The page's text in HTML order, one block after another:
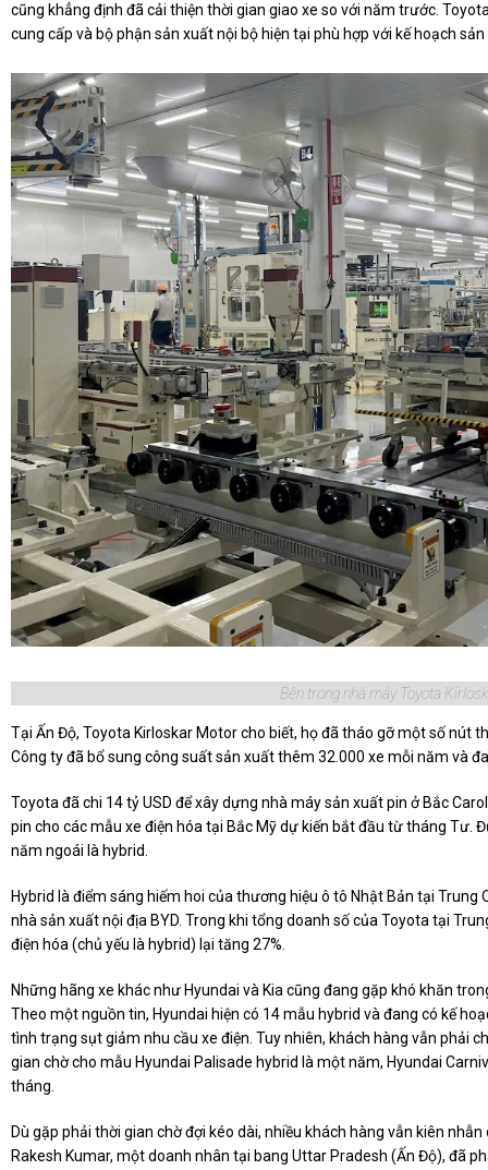
cũng khẳng định đã cải thiện thời gian giao xe so với năm trước.
cung cấp và bộ phận sản xuất nội bộ hiện tại phù hợp với kế hoạch
Bên trong nhà máy Toyota
Tại Ấn Độ, Toyota Kirloskar Motor cho biết, họ đã tháo gỡ một số nút
Công ty đã bổ sung công suất sản xuất thêm 32.000 xe mỗi năm và
Toyota đã chi 14 tỷ USD để xây dựng nhà máy sản xuất pin ở Bắc
pin cho các mẫu xe điện hóa tại Bắc Mỹ dự kiến bắt đầu từ tháng Tư.
năm ngoái là hybrid.
Hybrid là điểm sáng hiếm hoi của thương hiệu ô tô Nhật Bản tại
nhà sản xuất nội địa BYD. Trong khi tổng doanh số của Toyota tại
điện hóa (chủ yếu là hybrid) lại tăng 27%.
Những hãng xe khác như Hyundai và Kia cũng đang gặp khó khăn
Theo một nguồn tin, Hyundai hiện có 14 mẫu hybrid và đang có kế
tình trạng sụt giảm nhu cầu xe điện. Tuy nhiên, khách hàng vẫn phải
gian chờ cho mẫu Hyundai Palisade hybrid là một năm, Hyundai
tháng.
Dù gặp phải thời gian chờ đợi kéo dài, nhiều khách hàng vẫn kiên
Rakesh Kumar, một doanh nhân tại bang Uttar Pradesh (Ấn Độ), đã